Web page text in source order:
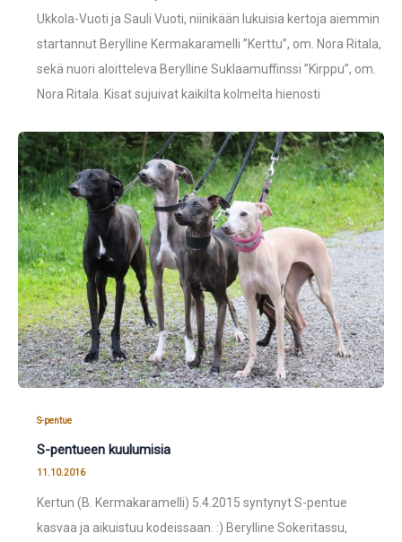
Ukkola-Vuoti ja Sauli Vuoti, niinikään lukuisia kertoja aiemmin
startannut Berylline Kermakaramelli ”Kerttu”, om. Nora Ritala,
sekä nuori aloitteleva Berylline Suklaamuffinssi ”Kirppu”, om.
Nora Ritala. Kisat sujuivat kaikilta kolmelta hienosti
S-pentue
S-pentueen kuulumisia
11.10.2016
Kertun (B. Kermakaramelli) 5.4.2015 syntynyt S-pentue
kasvaa ja aikuistuu kodeissaan. :) Berylline Sokeritassu,